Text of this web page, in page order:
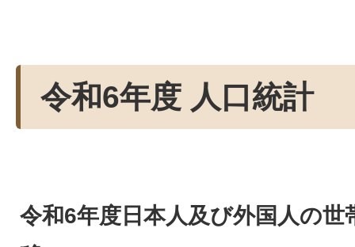
令和6年度 人口統計
令和6年度日本人及び外国人の世